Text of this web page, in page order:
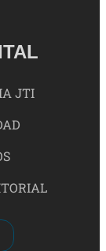
JTI